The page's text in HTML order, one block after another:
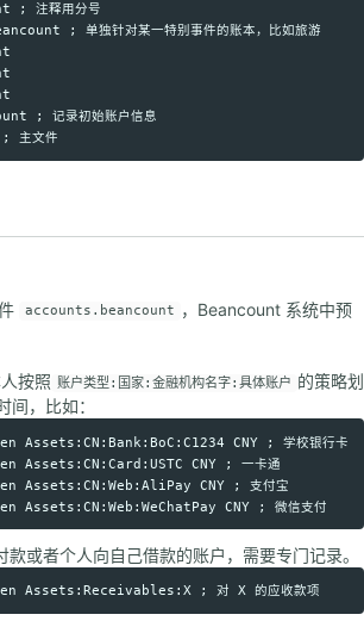
; 注释用分号
; 单独针对某一特别事件的账本，比如旅游
; 记录初始账户信息
accounts.beancount
，Beancount 系统中预
按照 账户类型:国家:金融机构名字:具体账户 的策略划
间，比如：
Assets : CN : Bank : BoC : C1234 CNY
Assets : CN : Card : USTC CNY
Assets : CN : Web : AliPay CNY
Assets : CN : Web : WeChatPay CNY
款或者个人向自己借款的账户，需要专门记录。
Assets : Receivables : X ; 对 X